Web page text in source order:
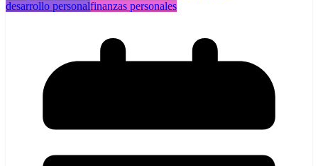
desarrollo personalfinanzas personales